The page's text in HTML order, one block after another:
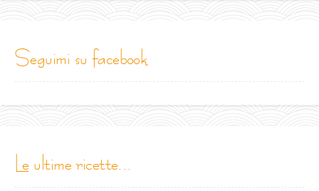
seguimi su facebook
le ultime ricette...